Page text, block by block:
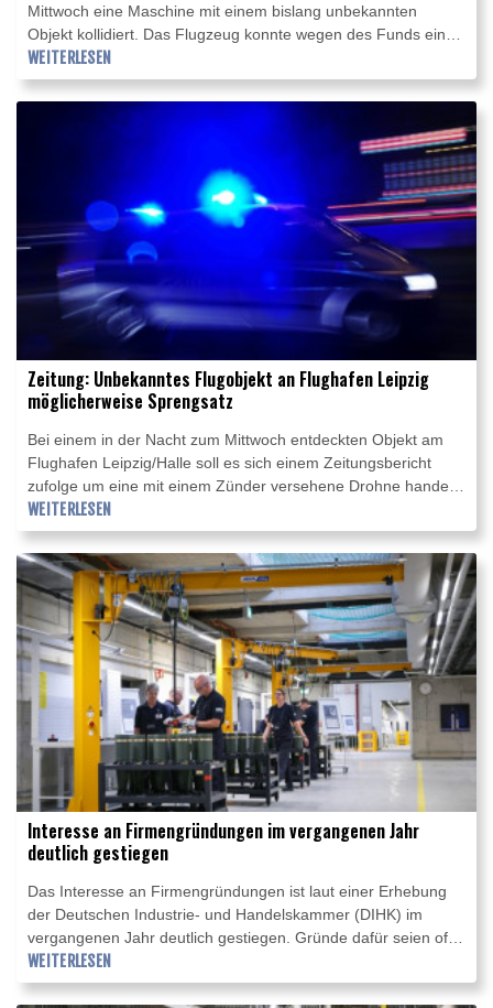
Mittwoch eine Maschine mit einem bislang unbekannten
Objekt kollidiert. Das Flugzeug konnte wegen des Funds einer
Drohne am Flughafen Leipzig/Halle nicht dort landen und
starte durch, wie ein Sprecher des Bundesinnenministeriums
in Berlin vor Journalisten sagte. Dann sei es "anscheinend mit
etwas kollidiert" und habe anschließend in Hannover landen
WEITERLESEN
Zeitung: Unbekanntes Flugobjekt an Flughafen Leipzig
möglicherweise Sprengsatz
Bei einem in der Nacht zum Mittwoch entdeckten Objekt am
Flughafen Leipzig/Halle soll es sich einem Zeitungsbericht
zufolge um eine mit einem Zünder versehene Drohne handeln.
Sie habe in unmittelbarer Nähe zu einer ukrainischen
Frachtmaschine gelegen, berichtete die "Bild"-Zeitung. An der
Drohne seien eine unbekannte Masse und ein Zünder
angebracht gewesen. Ermittler hätten sie als möglichen
Sprengsatz eingestuft.
WEITERLESEN
Interesse an Firmengründungen im vergangenen Jahr
deutlich gestiegen
Das Interesse an Firmengründungen ist laut einer Erhebung
der Deutschen Industrie- und Handelskammer (DIHK) im
vergangenen Jahr deutlich gestiegen. Gründe dafür seien oft
Jobverluste oder fehlende Beschäftigungsperspektiven, heißt
es nach Angaben der "Rheinischen Post" (Mittwochsausgabe)
WEITERLESEN